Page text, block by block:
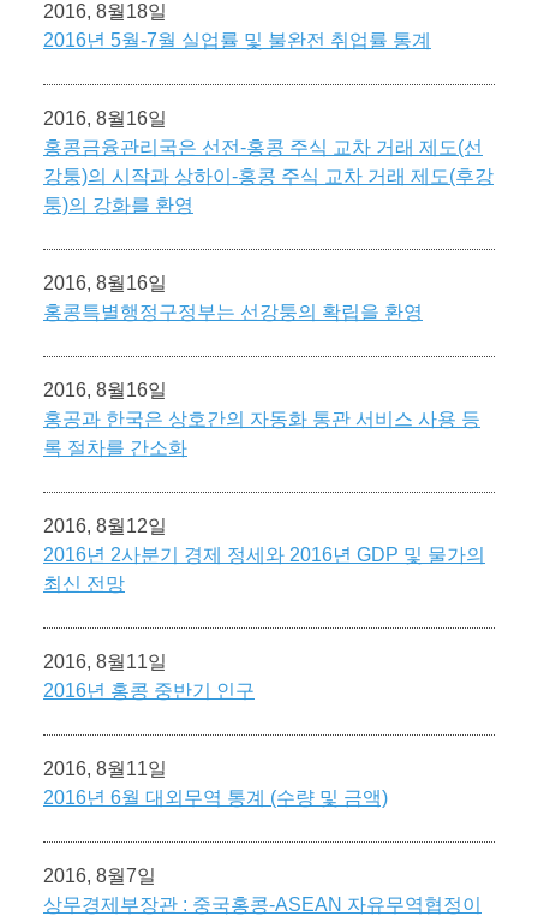
2016, 8월18일
2016년 5월-7월 실업률 및 불완전 취업률 통계
2016, 8월16일
홍콩금융관리국은 선전-홍콩 주식 교차 거래 제도(선
강퉁)의 시작과 상하이-홍콩 주식 교차 거래 제도(후강
퉁)의 강화를 환영
2016, 8월16일
홍콩특별행정구정부는 선강퉁의 확립을 환영
2016, 8월16일
홍공과 한국은 상호간의 자동화 통관 서비스 사용 등
록 절차를 간소화
2016, 8월12일
2016년 2사분기 경제 정세와 2016년 GDP 및 물가의
최신 전망
2016, 8월11일
2016년 홍콩 중반기 인구
2016, 8월11일
2016년 6월 대외무역 통계 (수량 및 금액)
2016, 8월7일
상무경제부장관 : 중국홍콩-ASEAN 자유무역협정이